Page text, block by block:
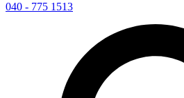
040 - 775 1513